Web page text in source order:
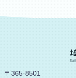
〒365-8501